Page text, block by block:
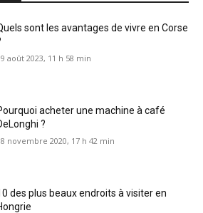
sont les avantages de vivre en Corse
août 2023, 11 h 58 min
acheter une machine à café
?
novembre 2020, 17 h 42 min
des plus beaux endroits à visiter en